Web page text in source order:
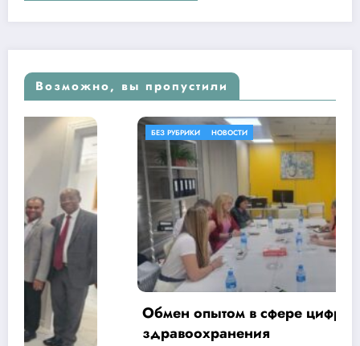
Возможно, вы пропустили
БЕЗ РУБРИКИ
Обмен опытом в сфере цифровизации
здравоохранения